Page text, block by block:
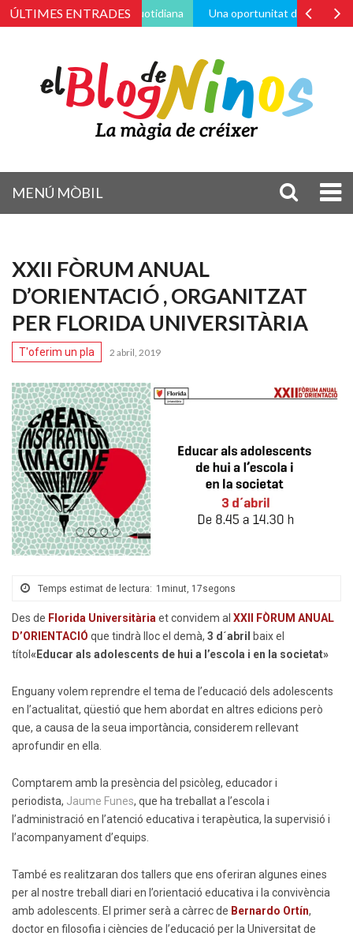
ÚLTIMES ENTRADES
de la vida pràctica i quotidiana Una oportunitat de canvi
MENÚ MÒBIL
XXII FÒRUM ANUAL
D’ORIENTACIÓ , ORGANITZAT
PER FLORIDA UNIVERSITÀRIA
T'oferim un pla 2 abril, 2019
Temps estimat de lectura: 1minut, 17segons
Des de Florida Universitària et convidem al XXII FÒRUM ANUAL
D’ORIENTACIÓ que tindrà lloc el demà, 3 d´abril
baix el
títol «Educar als adolescents de hui a l’escola i en la societat»
Enguany volem reprendre el tema de l’educació dels adolescents
en l’actualitat, qüestió que hem abordat en altres edicions però
que, a causa de la seua importància, considerem rellevant
aprofundir en ella.
Comptarem amb la presència del psicòleg, educador i
periodista, Jaume Funes, que ha treballat a l’escola i
l’administració en l’atenció educativa i terapèutica, la supervisió i
l’acompanyament d’equips.
També es realitzaran dos tallers que ens oferiran algunes eines
per al nostre treball diari en l’orientació educativa i la convivència
amb adolescents. El primer serà a càrrec de Bernardo Ortín,
doctor en filosofia i ciències de l’educació per la Universitat de